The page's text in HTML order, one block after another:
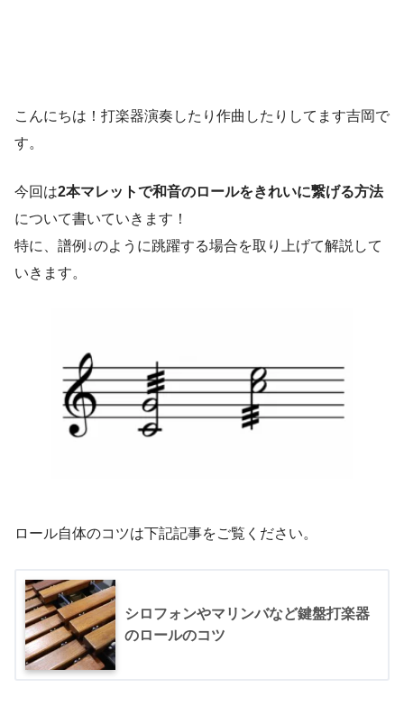
こんにちは！打楽器演奏したり作曲したりしてます吉岡で
す。
今回は2本マレットで和音のロールをきれいに繋げる方法
について書いていきます！
特に、譜例↓のように跳躍する場合を取り上げて解説して
いきます。
ロール自体のコツは下記記事をご覧ください。
シロフォンやマリンバなど鍵盤打楽器
のロールのコツ